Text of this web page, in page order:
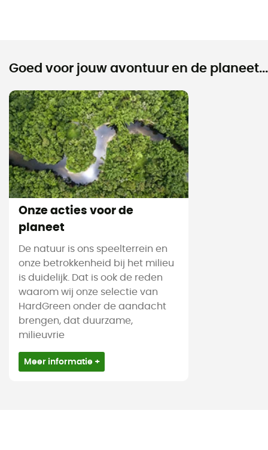
Goed voor jouw avontuur en de planeet...
Onze acties voor de
planeet
De natuur is ons speelterrein en
onze betrokkenheid bij het milieu
is duidelijk. Dat is ook de reden
waarom wij onze selectie van
HardGreen onder de aandacht
brengen, dat duurzame,
milieuvrie
Meer informatie +